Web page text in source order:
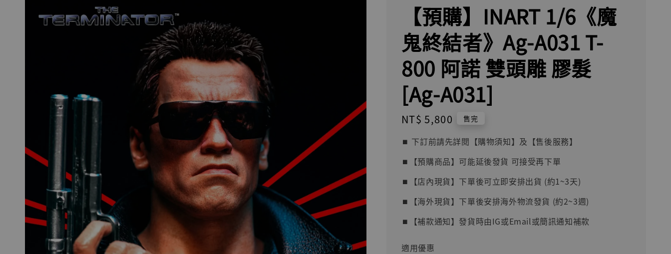
【預購】INART 1/6《魔
鬼終結者》Ag-A031 T-
800 阿諾 雙頭雕 膠髮
[Ag-A031]
Regular
price
NT$ 5,800 售完
⏹︎ 下訂前請先詳閱【購物須知】及【售後服務】
⏹︎【預購商品】可能延後發貨 可接受再下單
⏹︎【店內現貨】下單後可立即安排出貨 (約1~3天)
⏹︎【海外現貨】下單後安排海外物流發貨 (約2~3週)
⏹︎【補款通知】發貨時由IG或Email或簡訊通知補款
適用優惠